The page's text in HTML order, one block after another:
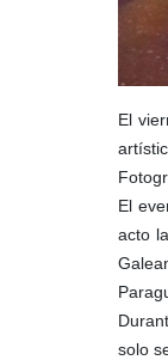
El
El
acto
solo